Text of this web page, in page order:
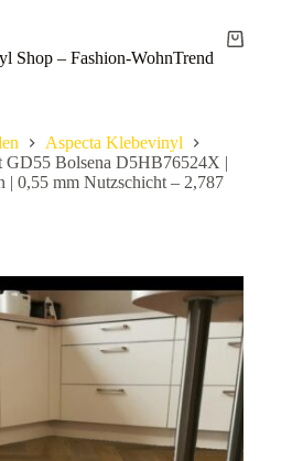
– Fashion-WohnTrend
Warenkorb
Aspecta Klebevinyl
GD55 Bolsena D5HB76524X |
| 0,55 mm Nutzschicht – 2,787